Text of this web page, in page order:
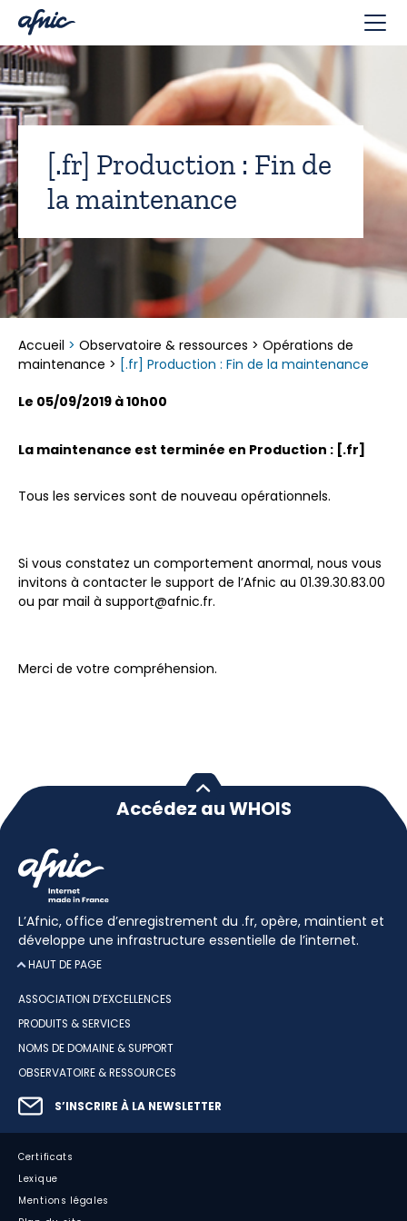
[.fr] Production : Fin de
la maintenance
Accueil > Observatoire & ressources > Opérations de
maintenance > [.fr] Production : Fin de la maintenance
Le 05/09/2019 à 10h00
La maintenance est terminée en Production : [.fr]
Tous les services sont de nouveau opérationnels.
Si vous constatez un comportement anormal, nous vous
invitons à contacter le support de l’Afnic au 01.39.30.83.00
ou par mail à support@afnic.fr.
Merci de votre compréhension.
Accédez au WHOIS
L’Afnic, office d’enregistrement du .fr, opère, maintient et
développe une infrastructure essentielle de l’internet.
HAUT DE PAGE
ASSOCIATION D’EXCELLENCES
PRODUITS & SERVICES
NOMS DE DOMAINE & SUPPORT
OBSERVATOIRE & RESSOURCES
S’INSCRIRE À LA NEWSLETTER
Certificats
Lexique
Mentions légales
Panneau de gestion des cookies